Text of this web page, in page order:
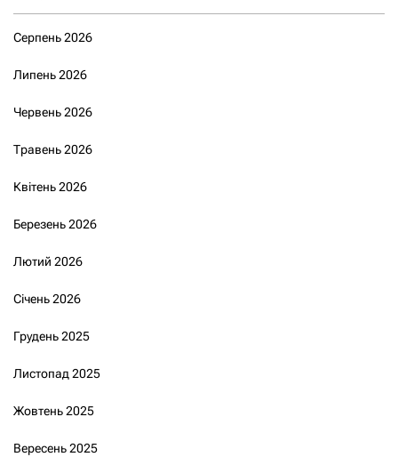
Серпень 2026
Липень 2026
Червень 2026
Травень 2026
Квітень 2026
Березень 2026
Лютий 2026
Січень 2026
Грудень 2025
Листопад 2025
Жовтень 2025
Вересень 2025